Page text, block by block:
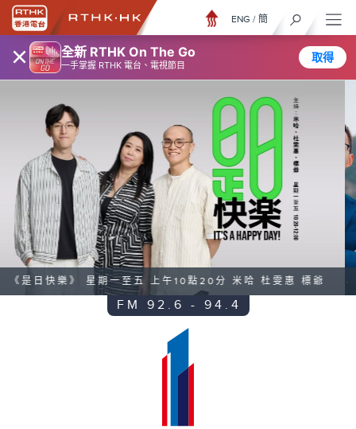
× 全新 RTHK On The Go
一手掌握 RTHK 電台、電視節目
取得
ENG / 簡
《千禧年代》 星期一至五 早上8點 蕭洛汶
FM 92.6 - 94.4